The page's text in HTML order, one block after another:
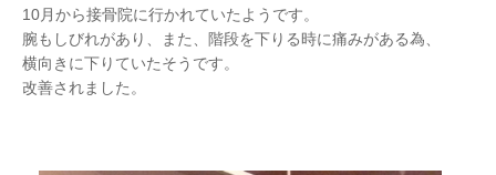
10月から接骨院に行かれていたようです。
腕もしびれがあり、また、階段を下りる時に痛みがある為、
横向きに下りていたそうです。
改善されました。